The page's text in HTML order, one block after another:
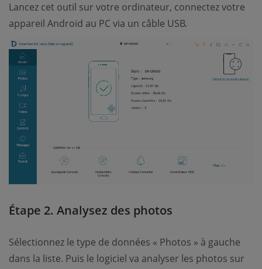
Lancez cet outil sur votre ordinateur, connectez votre
appareil Android au PC via un câble USB.
Étape 2. Analysez des photos
Sélectionnez le type de données « Photos » à gauche
dans la liste. Puis le logiciel va analyser les photos sur